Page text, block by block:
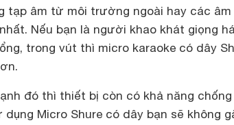
tạp âm từ môi trường ngoài hay các
Nếu bạn là người khao khát giọng
trong vút thì micro karaoke có dây
đó thì thiết bị còn có khả năng
dụng Micro Shure có dây bạn sẽ không